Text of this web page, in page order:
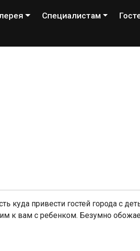
Специалистам
куда привести гостей города с
к вам с ребенком. Безумно